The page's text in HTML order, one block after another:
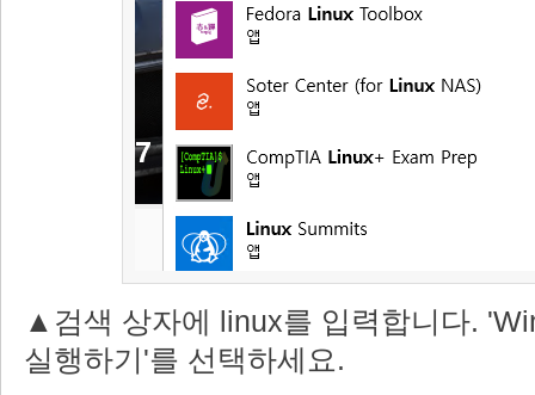
▲검색 상자에 linux를 입력합니다.
실행하기'를 선택하세요.